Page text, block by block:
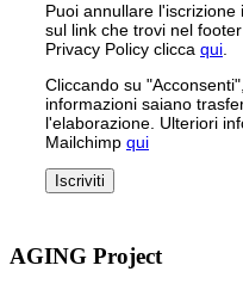
Puoi annullare
sul link che trovi nel
Privacy Policy clicca qui.
Cliccando su
informazioni saiano
l'elaborazione. Ulteriori
Mailchimp qui
AGING Project